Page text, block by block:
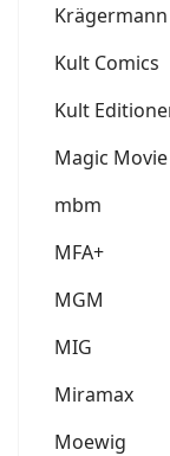
Krägermann
Kult Comics
Kult
Magic Movie
mbm
MFA+
MGM
MIG
Miramax
Moewig